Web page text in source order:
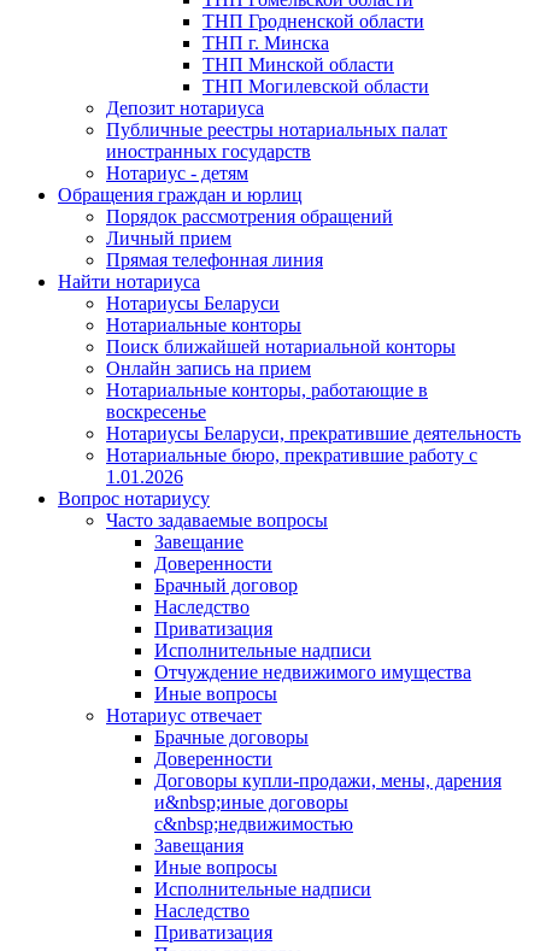
ТНП Гродненской области
ТНП г. Минска
ТНП Минской области
ТНП Могилевской области
Депозит нотариуса
Публичные реестры нотариальных палат
иностранных государств
Нотариус - детям
Обращения граждан и юрлиц
Порядок рассмотрения обращений
Личный прием
Прямая телефонная линия
Найти нотариуса
Нотариусы Беларуси
Нотариальные конторы
Поиск ближайшей нотариальной конторы
Онлайн запись на прием
Нотариальные конторы, работающие в
воскресенье
Нотариусы Беларуси, прекратившие деятельность
Нотариальные бюро, прекратившие работу с
1.01.2026
Вопрос нотариусу
Часто задаваемые вопросы
Завещание
Доверенности
Брачный договор
Наследство
Приватизация
Исполнительные надписи
Отчуждение недвижимого имущества
Иные вопросы
Нотариус отвечает
Брачные договоры
Доверенности
Договоры купли-продажи, мены, дарения
и&nbsp;иные договоры
с&nbsp;недвижимостью
Завещания
Иные вопросы
Исполнительные надписи
Наследство
Приватизация